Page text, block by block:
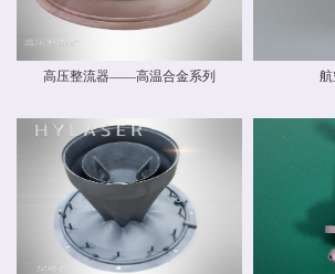
高压整流器——高温合金系列